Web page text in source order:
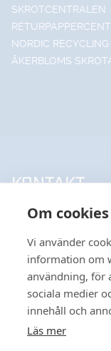
Om
Vi använder
information om
användning, för
sociala medier
innehåll och
Läs mer
VÅR
SKROTCENTRALEN
NORDIC RECYCLING
ÅKERBLOMS
KONTAKT
UPPSALA
INFO@UHSAB.SE
SÖDRA
SE-754 54 UPPSALA
HANDELSSTÅL I
026-495 99 00